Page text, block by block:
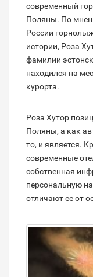
современный
Поляны. По
России
истории, Роза
фамилии
находился на
курорта.
Роза Хутор
Поляны, а как
то, и является.
современные
собственная
персональную
отличают ее от